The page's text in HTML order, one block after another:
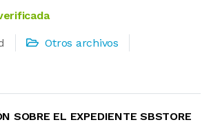
Otros archivos
SOBRE EL EXPEDIENTE SBSTORE